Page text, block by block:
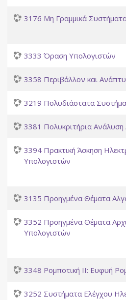
3176 Μη Γραμμικά
3333 Όραση Υπολογιστών
3358 Περιβάλλον και
3219 Πολυδιάστατα
3381 Πολυκριτήρια
3394 Πρακτική Άσκηση
Υπολογιστών
3135 Προηγμένα Θέματα
3352 Προηγμένα Θέματα
Υπολογιστών
3348 Ρομποτική II: Ευφυή
3252 Συστήματα Ελέγχου